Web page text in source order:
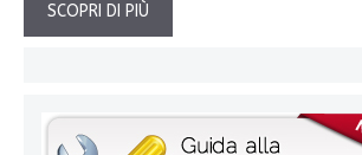
SCOPRI DI PIÙ